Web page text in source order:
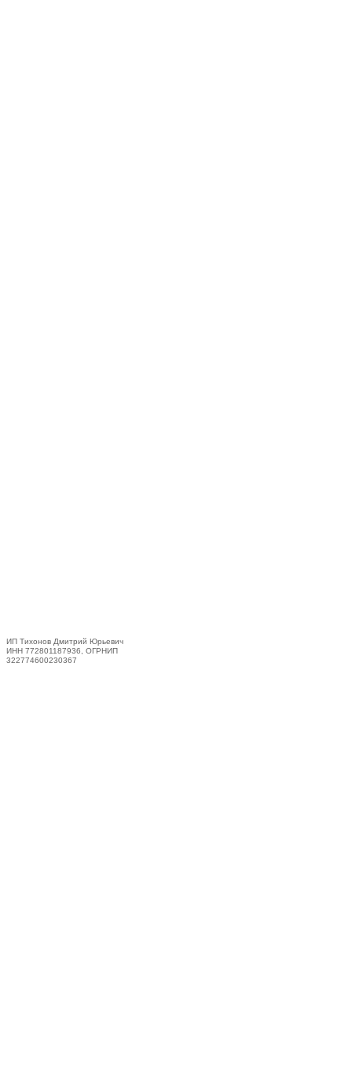
ИП Тихонов Дмитрий Юрьевич
ИНН 772801187936, ОГРНИП
322774600230367